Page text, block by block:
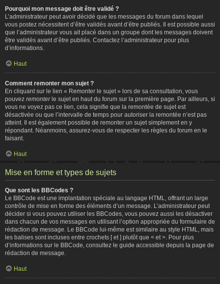
Pourquoi mon message doit être validé ?
L’administrateur peut avoir décidé que les messages du forum dans lequel
vous postez nécessitent d’être validés avant d’être publiés. Il est possible aussi
que l’administrateur vous ait placé dans un groupe dont les messages doivent
être validés avant d’être publiés. Contactez l’administrateur pour plus
d’informations.
Haut
Comment remonter mon sujet ?
En cliquant sur le lien « Remonter le sujet » lors de sa consultation, vous
pouvez remonterle sujet en haut du forum sur la première page. Par ailleurs, si
vous ne voyez pas ce lien, cela signifie que la remontée de sujet est
désactivée ou que l’intervalle de temps pour autoriser la remontée n’est pas
atteint. Il est également possible de remonter un sujet simplement en y
répondant. Néanmoins, assurez-vous de respecter les règles du forum en le
faisant.
Haut
Mise en forme et types de sujets
Que sont les BBCodes ?
Le BBCode est une implantation spéciale au langage HTML, offrant un large
contrôle de mise en forme des éléments d’un message. L’administrateur peut
décider si vous pouvez utiliser les BBCodes, vous pouvez aussi les désactiver
dans chacun de vos messages en utilisant l’option appropriée du formulaire de
rédaction de message. Le BBCode lui-même est similaire au style HTML, mais
les balises sont incluses entre crochets [ et ] plutôt que < et >. Pour plus
d’informations sur le BBCode, consultez le guide accessible depuis la page de
rédaction de message.
Haut